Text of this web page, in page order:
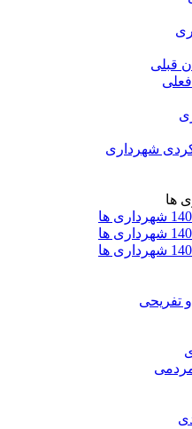
قبلی
شهرداری
ها
تفریحی